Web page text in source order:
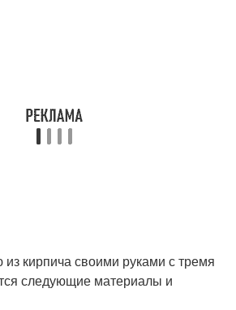
кирпича своими руками с тремя
следующие материалы и